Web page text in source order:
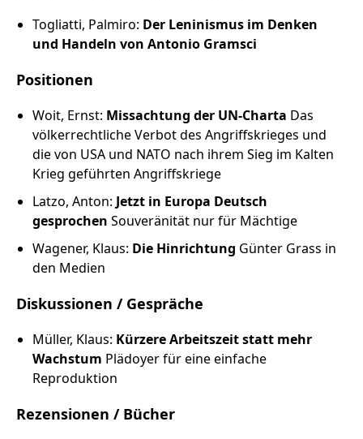
Togliatti, Palmiro: Der Leninismus im Denken
und Handeln von Antonio Gramsci
Positionen
Woit, Ernst: Missachtung der UN-Charta Das
völkerrechtliche Verbot des Angriffskrieges und
die von USA und NATO nach ihrem Sieg im Kalten
Krieg geführten Angriffskriege
Latzo, Anton: Jetzt in Europa Deutsch
gesprochen Souveränität nur für Mächtige
Wagener, Klaus: Die Hinrichtung Günter Grass in
den Medien
Diskussionen / Gespräche
Müller, Klaus: Kürzere Arbeitszeit statt mehr
Wachstum Plädoyer für eine einfache
Reproduktion
Rezensionen / Bücher